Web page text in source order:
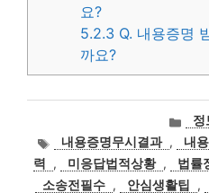
요?
5.2.3 Q. 내용증명
까요?
카
테
고
리
정
태내용증명무시결과 , 내
력
, 미응답법적상황 , 법률
소송전필수 , 안심생활팁 ,